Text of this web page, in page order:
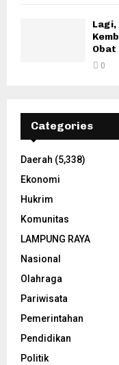
Lagi,
Obat
0
Categories
Daerah (5,338)
Ekonomi
Hukrim
Komunitas
LAMPUNG RAYA
Nasional
Olahraga
Pariwisata
Pemerintahan
Pendidikan
Politik